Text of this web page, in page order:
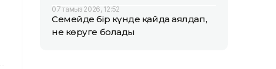
07 тамыз 2026, 12:52
Семейде бір күнде қайда аялдап,
не көруге болады